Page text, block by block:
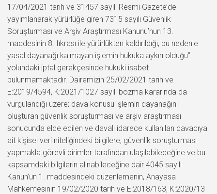
17/04/2021 tarih ve 31457 sayılı Resmi Gazete’de
yayımlanarak yürürlüğe giren 7315 sayılı Güvenlik
Soruşturması ve Arşiv Araştırması Kanunu’nun 13.
maddesinin 8. fıkrası ile yürürlükten kaldırıldığı, bu nedenle
yasal dayanağı kalmayan işlemin hukuka aykırı olduğu”
yolundaki iptal gerekçesinde hukuki isabet
bulunmamaktadır. Dairemizin 25/02/2021 tarih ve
E:2019/4594, K:2021/1027 sayılı bozma kararında da
vurgulandığı üzere; dava konusu işlemin dayanağını
oluşturan güvenlik soruşturması ve arşiv araştırması
sonucunda elde edilen ve davalı idarece kullanılan davacıya
ait kişisel veri niteliğindeki bilgilere, güvenlik soruşturması
yapmakla görevli birimler tarafından ulaşılabileceğine ve bu
kapsamdaki bilgilerin alınabileceğine dair 4045 sayılı
Kanun’un 1. maddesindeki düzenlemenin, Anayasa
Mahkemesinin 19/02/2020 tarih ve E:2018/163, K:2020/13